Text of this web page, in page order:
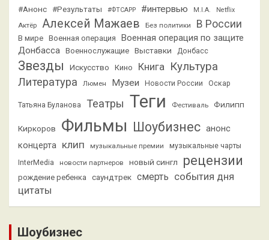
#Анонс #Результаты #ФТСАРР #интервью M.I.A. Netflix
Актёр Алексей Мажаев Без политики В России
В мире Военная операция
Военная операция по защите
Донбасса
Военнослужащие Выставки Донбасс
Звезды Искусство Кино Книга Культура
Литература Люмен Музеи Новости России Оскар
Татьяна Буланова Театры Теги Фестиваль Филипп
Киркоров Фильмы Шоубизнес анонс
концерта
клип музыкальные премии
музыкальные чарты
InterMedia
новости партнеров новый сингл рецензии
рождение ребенка саундтрек смерть события дня
цитаты
Шоубизнес